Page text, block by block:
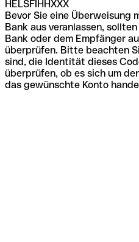
HELSFIHHXXX
Bevor Sie eine Überweisung
Bank aus veranlassen,
Bank oder dem Empfänger
überprüfen. Bitte beachten
sind, die Identität dieses
überprüfen, ob es sich um
das gewünschte Konto